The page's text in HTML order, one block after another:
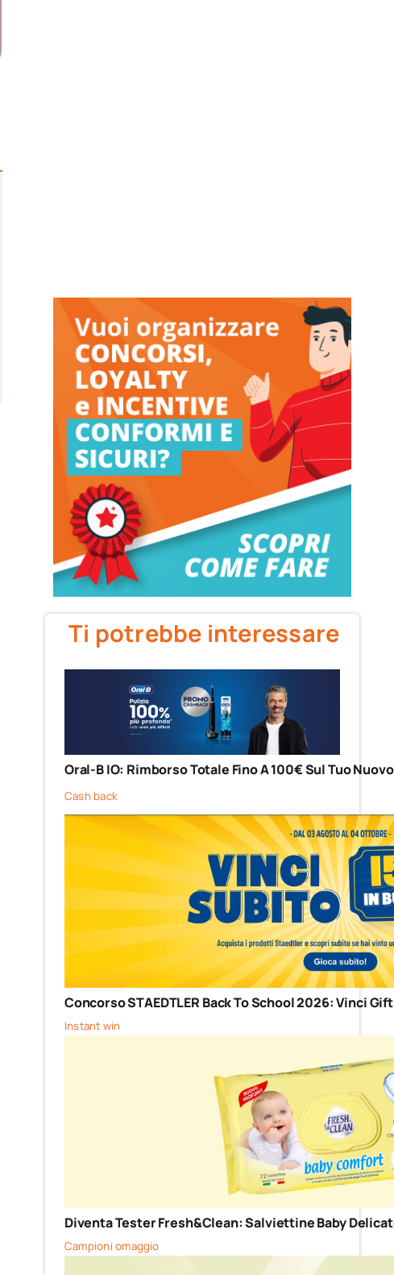
Ti potrebbe interessare
Oral-B IO: Rimborso Totale Fino A 100€ Sul Tuo
Cash back
Concorso STAEDTLER Back To School 2026: Vinci
Instant win
Diventa Tester Fresh&Clean: Salviettine Baby
Campioni omaggio